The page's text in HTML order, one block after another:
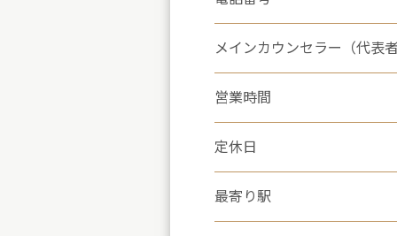
メインカウンセラー（代表者
営業時間
定休日
最寄り駅